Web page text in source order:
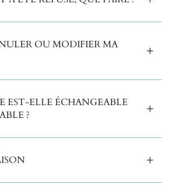
OU MODIFIER MA
EST-ELLE ÉCHANGEABLE
?